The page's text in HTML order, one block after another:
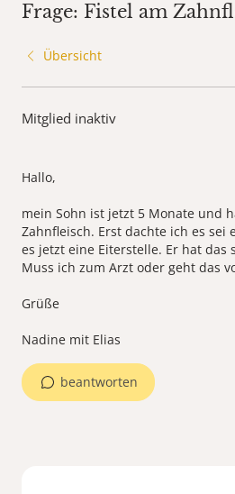
Frage: Fistel am
Übersicht
Mitglied inaktiv
Hallo,
mein Sohn ist jetzt 5 Monate und
Zahnfleisch. Erst dachte ich es sei
es jetzt eine Eiterstelle. Er hat das
Muss ich zum Arzt oder geht das
Grüße
Nadine mit Elias
beantworten